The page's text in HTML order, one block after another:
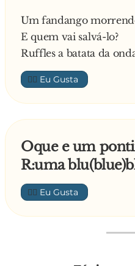
Um fandango
E quem vai salvá-lo?
Ruffles a batata da
👍🏼
Oque e um
R:uma
👍🏼